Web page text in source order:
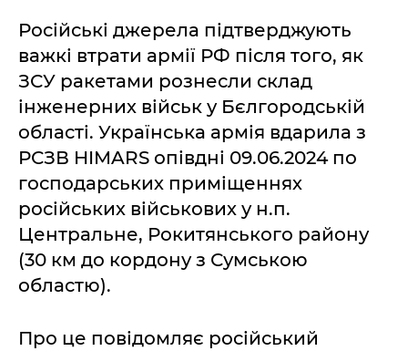
Російські джерела підтверджують
важкі втрати армії РФ після того, як
ЗСУ ракетами рознесли склад
інженерних військ у Бєлгородській
області. Українська армія вдарила з
РСЗВ HIMARS опівдні 09.06.2024 по
господарських приміщеннях
російських військових у н.п.
Центральне, Рокитянського району
(30 км до кордону з Сумською
областю).
Про це повідомляє російський